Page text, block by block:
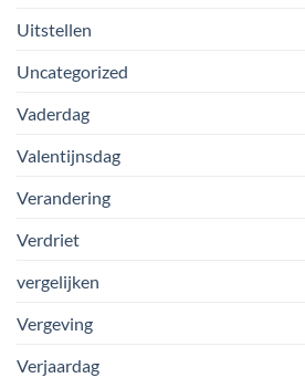
Uitstellen
Uncategorized
Vaderdag
Valentijnsdag
Verandering
Verdriet
vergelijken
Vergeving
Verjaardag